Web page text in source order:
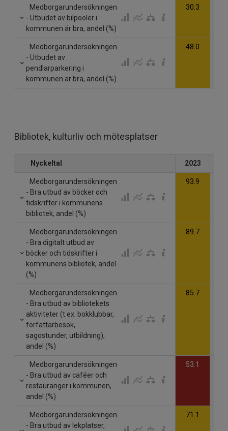
Medborgarundersökningen
- Utbudet av bilpooler i
kommunen är bra, andel (%)
30.3
Medborgarundersökningen
- Utbudet av
pendlarparkering i
kommunen är bra, andel (%)
48.0
Bibliotek, kulturliv och mötesplatser
Nyckeltal 2023
Medborgarundersökningen
- Bra utbud av böcker och
tidskrifter i kommunens
bibliotek, andel (%)
93.9
Medborgarundersökningen
- Bra digitalt utbud av
böcker och tidskrifter i
kommunens bibliotek, andel
(%)
89.7
Medborgarundersökningen
- Bra utbud av bibliotekets
aktiviteter (t.ex. bokklubbar,
författarbesök,
sagostunder, utbildning),
andel (%)
85.7
Medborgarundersökningen
- Bra utbud av caféer och
restauranger i kommunen,
andel (%)
53.1
Medborgarundersökningen
- Bra utbud av lekplatser,
71.1